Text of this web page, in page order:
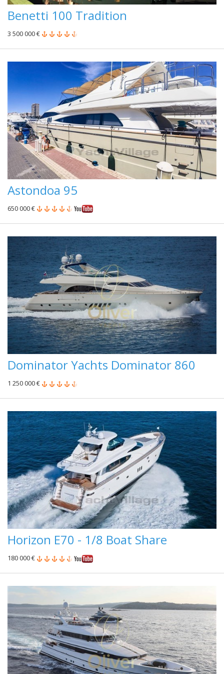
Benetti 100 Tradition
3 500 000 €
Astondoa 95
650 000 €
Dominator Yachts Dominator 860
1 250 000 €
Horizon E70 - 1/8 Boat Share
180 000 €